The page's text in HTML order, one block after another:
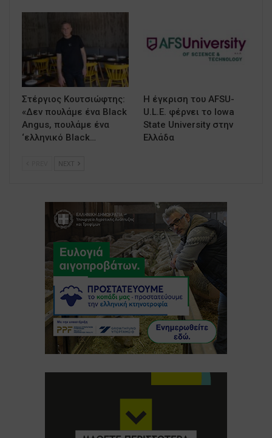
Στέργιος Κουτσιώφτης:
«Δεν πουλάμε ένα Black
Angus, πουλάμε ένα
‘ελληνικό Black…
Η έγκριση του AFSU-
U.L.E. φέρνει το Iowa
State University στην
Ελλάδα
NEXT